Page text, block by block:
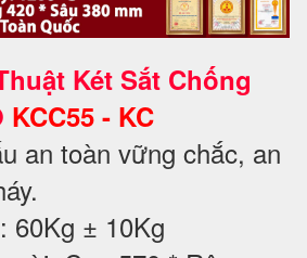
Két Sắt Chống
KCC55 - KC
an toàn vững chắc, an
60Kg ± 10Kg